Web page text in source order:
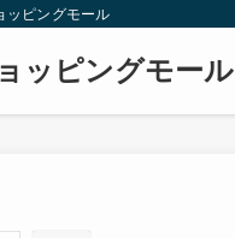
ッピングモール
ッピングモール